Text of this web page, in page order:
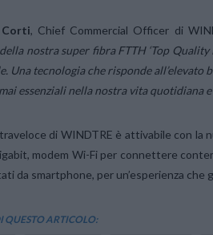
Corti, Chief Commercial Officer di
nostra super fibra FTTH ‘Top
Una tecnologia che risponde
essenziali nella nostra vita quotidiana
di WINDTRE è attivabile con la
modem Wi-Fi per connettere
da smartphone, per un’esperienza
QUESTO ARTICOLO: